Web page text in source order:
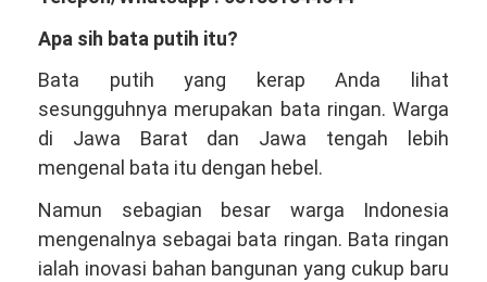
Apa sih bata putih itu?
Bata putih yang kerap Anda lihat
sesungguhnya merupakan bata ringan. Warga
di Jawa Barat dan Jawa tengah lebih
mengenal bata itu dengan hebel.
Namun sebagian besar warga Indonesia
mengenalnya sebagai bata ringan. Bata ringan
ialah inovasi bahan bangunan yang cukup baru